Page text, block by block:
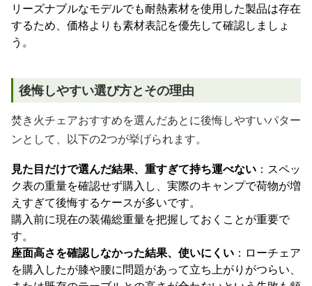
リーズナブルなモデルでも耐熱素材を使用した製品は存在
するため、価格よりも素材表記を優先して確認しましょ
う。
後悔しやすい選び方とその理由
焚き火チェアおすすめを選んだあとに後悔しやすいパター
ンとして、以下の2つが挙げられます。
見た目だけで選んだ結果、重すぎて持ち運べない ：スペッ
ク表の重量を確認せず購入し、実際のキャンプで荷物が増
えすぎて後悔するケースが多いです。
購入前に現在の装備総重量を把握しておくことが重要で
す。
座面高さを確認しなかった結果、使いにくい ：ローチェア
を購入したが膝や腰に問題があって立ち上がりがつらい、